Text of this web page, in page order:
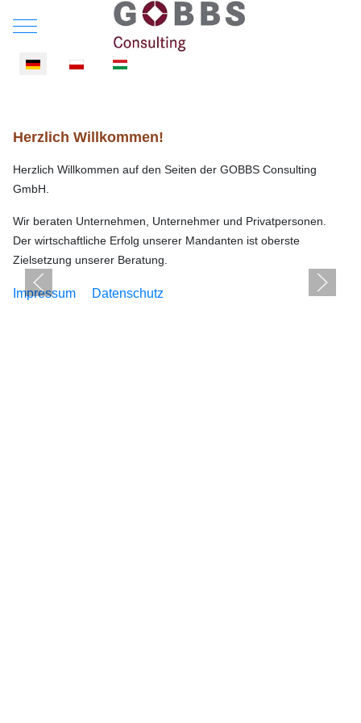
Mobile Menu Toggle
Sprache auswählen
Herzlich Willkommen!
Herzlich Willkommen auf den Seiten der GOBBS Consulting
GmbH.
Wir beraten Unternehmen, Unternehmer und Privatpersonen.
Der wirtschaftliche Erfolg unserer Mandanten ist oberste
Zielsetzung unserer Beratung.
Impressum Datenschutz